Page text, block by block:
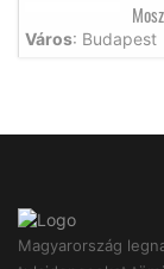
Város: Budapest
Magyarország